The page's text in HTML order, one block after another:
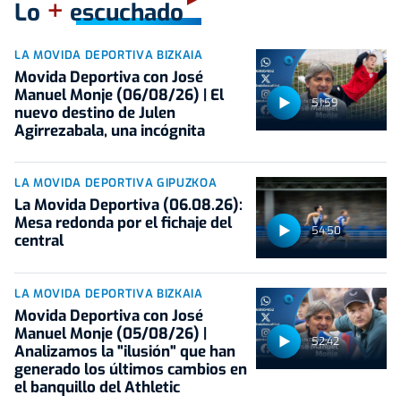
Lo + escuchado
51:59
LA MOVIDA DEPORTIVA BIZKAIA
Movida Deportiva con José
Manuel Monje (06/08/26) | El
nuevo destino de Julen
Agirrezabala, una incógnita
54:50
LA MOVIDA DEPORTIVA GIPUZKOA
La Movida Deportiva (06.08.26):
Mesa redonda por el fichaje del
central
52:42
LA MOVIDA DEPORTIVA BIZKAIA
Movida Deportiva con José
Manuel Monje (05/08/26) |
Analizamos la "ilusión" que han
generado los últimos cambios en
el banquillo del Athletic